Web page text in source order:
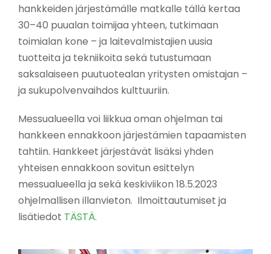
hankkeiden järjestämälle matkalle tällä kertaa
30–40 puualan toimijaa yhteen, tutkimaan
toimialan kone – ja laitevalmistajien uusia
tuotteita ja tekniikoita sekä tutustumaan
saksalaiseen puutuotealan yritysten omistajan –
ja sukupolvenvaihdos kulttuuriin.
Messualueella voi liikkua oman ohjelman tai
hankkeen ennakkoon järjestämien tapaamisten
tahtiin. Hankkeet järjestävät lisäksi yhden
yhteisen ennakkoon sovitun esittelyn
messualueella ja sekä keskiviikon 18.5.2023
ohjelmallisen illanvieton. Ilmoittautumiset ja
lisätiedot TÄSTÄ.